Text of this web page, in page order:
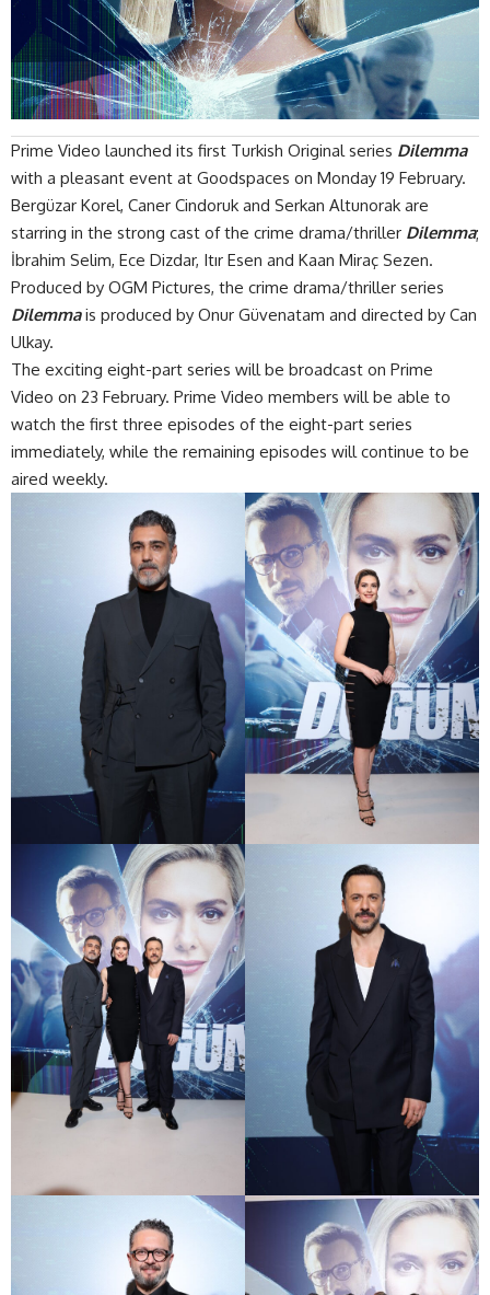
Prime Video launched its first Turkish Original series Dilemma
with a pleasant event at Goodspaces on Monday 19 February.
Bergüzar Korel, Caner Cindoruk and Serkan Altunorak are
starring in the strong cast of the crime drama/thriller Dilemma;
İbrahim Selim, Ece Dizdar, Itır Esen and Kaan Miraç Sezen.
Produced by OGM Pictures, the crime drama/thriller series
Dilemmais produced by Onur Güvenatam and directed by Can
Ulkay.
The exciting eight-part series will be broadcast on Prime
Video on 23 February. Prime Video members will be able to
watch the first three episodes of the eight-part series
immediately, while the remaining episodes will continue to be
aired weekly.